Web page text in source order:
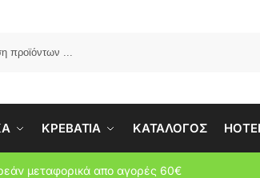
ΚΡΕΒΑΤΙΑ ΚΑΤΑΛΟΓΟΣ
μεταφορικά απο αγορές 60€